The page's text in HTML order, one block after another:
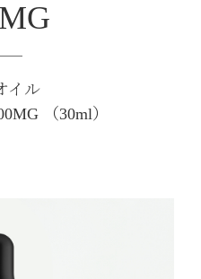
イル
（30ml）